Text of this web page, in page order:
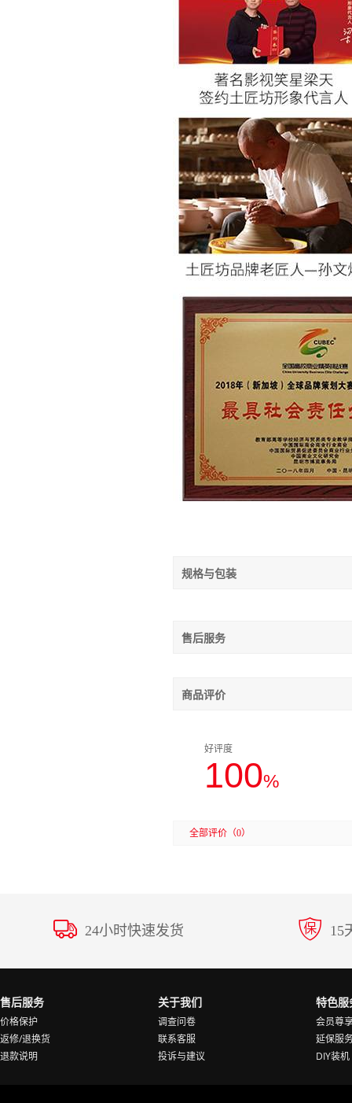
规格与包装
售后服务
商品评价
好评度
100%
全部评价 （0）
24小时快速发货 15
售后服务
价格保护
返修/退换货
退款说明
关于我们
调查问卷
联系客服
投诉与建议
特色服
会员尊
延保服
DIY装机